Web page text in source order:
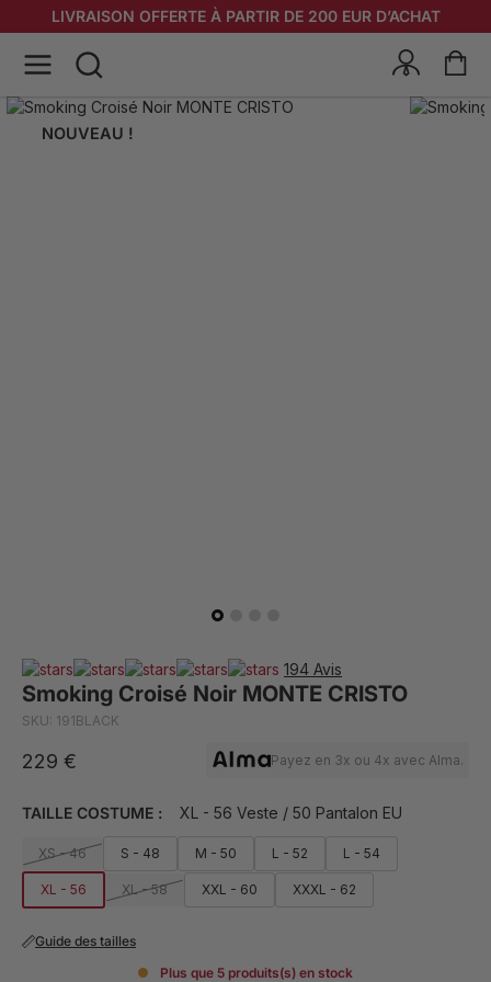
LIVRAISON OFFERTE À PARTIR DE 200 EUR D’ACHAT
NOUVEAU !
194 Avis
Smoking Croisé Noir MONTE CRISTO
SKU: 191BLACK
229 € Payez en 3x ou 4x avec Alma.
TAILLE COSTUME : XL - 56 Veste / 50 Pantalon EU
XS - 46 S - 48 M - 50 L - 52 L - 54
XL - 56 XL - 58 XXL - 60 XXXL - 62
Guide des tailles
Plus que 5 produits(s) en stock